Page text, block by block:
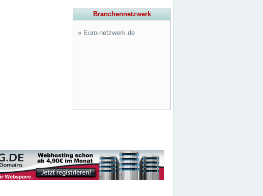
Branchennetzwerk
» Euro-netzwerk.de